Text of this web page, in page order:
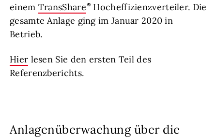
einem TransShare
Hocheffizienzverteiler. Die
gesamte Anlage ging im Januar 2020 in
Betrieb.
Hier lesen Sie den ersten Teil des
Referenzberichts.
Anlagenüberwachung über die